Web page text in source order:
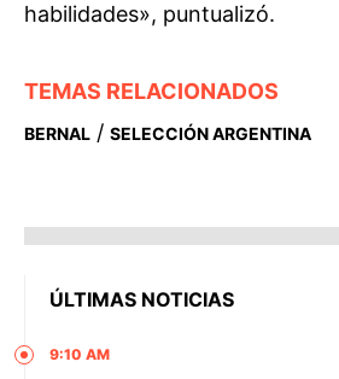
habilidades», puntualizó.
TEMAS RELACIONADOS
BERNAL / SELECCIÓN ARGENTINA
ÚLTIMAS NOTICIAS
9:10 AM